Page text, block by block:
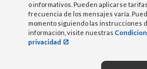
o informativos. Pueden aplicarse
frecuencia de los mensajes varía.
momento siguiendo las instrucciones
información, visite nuestras
privacidad